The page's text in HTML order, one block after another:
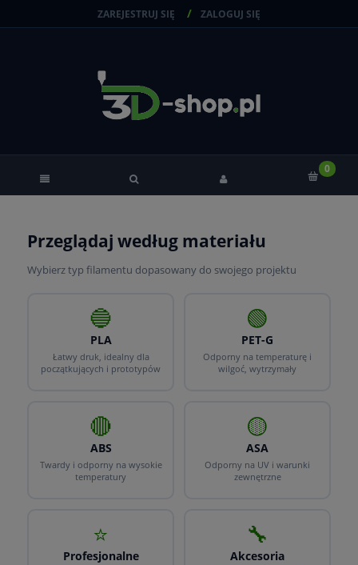
ZAREJESTRUJ SIĘ ZALOGUJ SIĘ
Przeglądaj według materiału
Wybierz typ filamentu dopasowany do swojego projektu
🔵
PLA
Łatwy druk, idealny dla
początkujących i prototypów
🟢
PET-G
Odporny na temperaturę i
wilgoć, wytrzymały
🔴
ABS
Twardy i odporny na wysokie
temperatury
🟡
ASA
Odporny na UV i warunki
zewnętrzne
⭐
Profesjonalne
🔧
Akcesoria